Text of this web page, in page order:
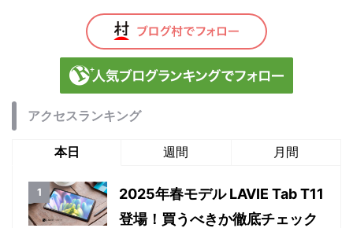
アクセスランキング
本日 週間 月間
2025年春モデル LAVIE Tab T11
登場！買うべきか徹底チェック